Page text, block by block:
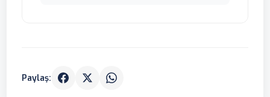
Paylaş: